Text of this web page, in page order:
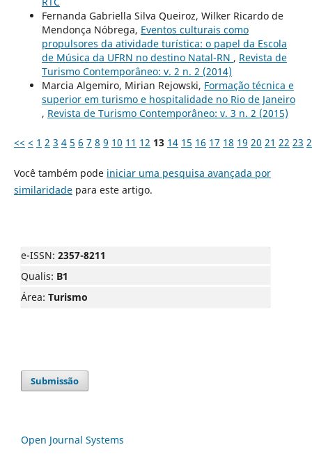
Fernanda Gabriella Silva Queiroz, Wilker Ricardo de
Mendonça Nóbrega, Eventos culturais como
propulsores da atividade turística: o papel da Escola
de Música da UFRN no destino Natal-RN , Revista de
Turismo Contemporâneo: v. 2 n. 2 (2014)
Marcia Algemiro, Mirian Rejowski, Formação técnica e
superior em turismo e hospitalidade no Rio de Janeiro
, Revista de Turismo Contemporâneo: v. 3 n. 2 (2015)
<< < 1 2 3 4 5 6 7 8 9 10 11 12 13 14 15 16 17 18 19 20 21 22 23
Você também pode iniciar uma pesquisa avançada por
similaridadepara este artigo.
e-ISSN: 2357-8211
Qualis: B1
Área: Turismo
Submissão
Open Journal Systems